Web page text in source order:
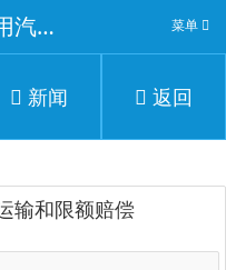
湖北永强专用汽车有限公司 菜单
新闻 返回
输和限额赔偿